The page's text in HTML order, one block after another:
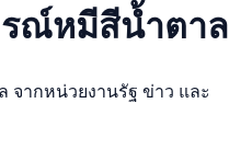
รณ์หมีสีน้ำตาล
ากหน่วยงานรัฐ ข่าว และ